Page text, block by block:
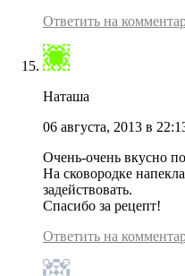
Ответить на
Наташа
06 августа, 2013 в
Очень-очень вкусно
На сковородке
задействовать.
Спасибо за рецепт!
Ответить на